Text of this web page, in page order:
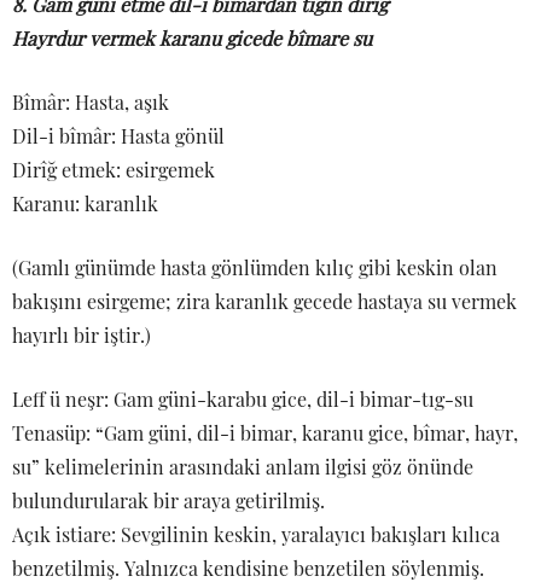
Hayrdur vermek karanu gicede bîmare su
Bîmâr: Hasta, aşık
Dil-i bîmâr: Hasta gönül
Dirîğ etmek: esirgemek
Karanu: karanlık
(Gamlı günümde hasta gönlümden kılıç gibi keskin olan
bakışını esirgeme; zira karanlık gecede hastaya su vermek
hayırlı bir iştir.)
Leff ü neşr: Gam güni-karabu gice, dil-i bimar-tıg-su
Tenasüp: “Gam güni, dil-i bimar, karanu gice, bîmar, hayr,
su” kelimelerinin arasındaki anlam ilgisi göz önünde
bulundurularak bir araya getirilmiş.
Açık istiare: Sevgilinin keskin, yaralayıcı bakışları kılıca
benzetilmiş. Yalnızca kendisine benzetilen söylenmiş.